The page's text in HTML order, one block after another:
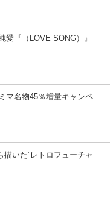
愛『（LOVE SONG）』
マ名物45％増量キャンペ
いた”レトロフューチャ